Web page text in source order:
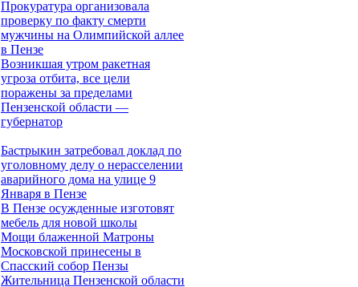
Прокуратура организовала
проверку по факту смерти
мужчины на Олимпийской аллее
в Пензе
Возникшая утром ракетная
угроза отбита, все цели
поражены за пределами
Пензенской области —
губернатор
Бастрыкин затребовал доклад по
уголовному делу о нерасселении
аварийного дома на улице 9
Января в Пензе
В Пензе осужденные изготовят
мебель для новой школы
Мощи блаженной Матроны
Московской принесены в
Спасский собор Пензы
Жительница Пензенской области